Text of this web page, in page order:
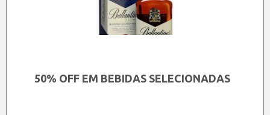
50% OFF EM BEBIDAS SELECIONADAS